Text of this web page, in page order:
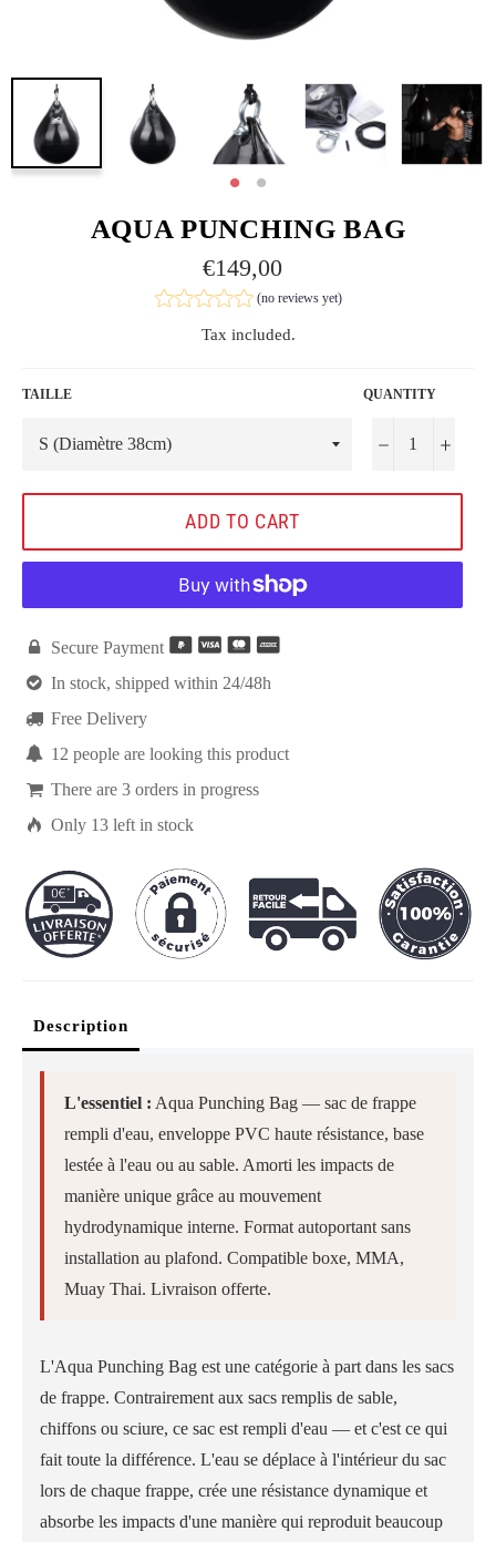
AQUA PUNCHING BAG
Regular
price
€149,00
(no reviews yet)
Tax included.
TAILLE QUANTITY
− +
ADD TO CART
 Secure Payment
 In stock, shipped within 24/48h
 Free Delivery
 13 people are looking this product
 There are3 orders in progress
 Only 13 left in stock
Description
L'essentiel : Aqua Punching Bag — sac de frappe
rempli d'eau, enveloppe PVC haute résistance, base
lestée à l'eau ou au sable. Amorti les impacts de
manière unique grâce au mouvement
hydrodynamique interne. Format autoportant sans
installation au plafond. Compatible boxe, MMA,
Muay Thai. Livraison offerte.
L'Aqua Punching Bag est une catégorie à part dans les sacs
de frappe. Contrairement aux sacs remplis de sable,
chiffons ou sciure, ce sac est rempli d'eau — et c'est ce qui
fait toute la différence. L'eau se déplace à l'intérieur du sac
lors de chaque frappe, crée une résistance dynamique et
absorbe les impacts d'une manière qui reproduit beaucoup